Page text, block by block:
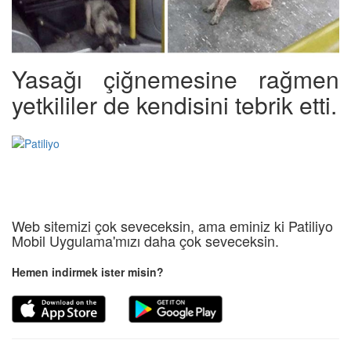
Yasağı çiğnemesine rağmen
yetkililer de kendisini tebrik etti.
Web sitemizi çok seveceksin, ama eminiz ki Patiliyo
Mobil Uygulama'mızı daha çok seveceksin.
Hemen indirmek ister misin?